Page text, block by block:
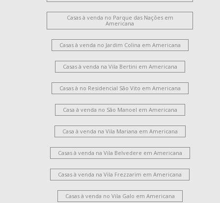
Casas à venda no Parque das Nações em
Americana
Casas à venda no Jardim Colina em Americana
Casas à venda na Vila Bertini em Americana
Casas à no Residencial São Vito em Americana
Casa à venda no São Manoel em Americana
Casa à venda na Vila Mariana em Americana
Casas à venda na Vila Belvedere em Americana
Casas à venda na Vila Frezzarim em Americana
Casas à venda no Vila Galo em Americana